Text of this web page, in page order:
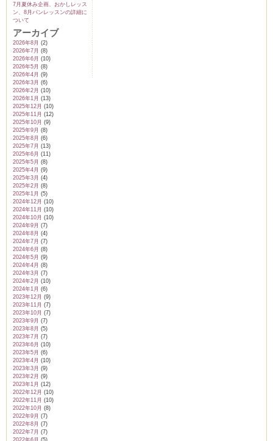
7月夏休み企画、おかしレッス
ン、8月パンレッスンの詳細に
ついて
アーカイブ
2026年8月 (2)
2026年7月 (8)
2026年6月 (10)
2026年5月 (8)
2026年4月 (9)
2026年3月 (6)
2026年2月 (10)
2026年1月 (13)
2025年12月 (10)
2025年11月 (12)
2025年10月 (9)
2025年9月 (8)
2025年8月 (6)
2025年7月 (13)
2025年6月 (11)
2025年5月 (8)
2025年4月 (9)
2025年3月 (4)
2025年2月 (8)
2025年1月 (5)
2024年12月 (10)
2024年11月 (10)
2024年10月 (10)
2024年9月 (7)
2024年8月 (4)
2024年7月 (7)
2024年6月 (8)
2024年5月 (9)
2024年4月 (8)
2024年3月 (7)
2024年2月 (10)
2024年1月 (6)
2023年12月 (9)
2023年11月 (7)
2023年10月 (7)
2023年9月 (7)
2023年8月 (5)
2023年7月 (7)
2023年6月 (10)
2023年5月 (6)
2023年4月 (10)
2023年3月 (9)
2023年2月 (9)
2023年1月 (12)
2022年12月 (10)
2022年11月 (10)
2022年10月 (8)
2022年9月 (7)
2022年8月 (7)
2022年7月 (7)
2022年6月 (5)